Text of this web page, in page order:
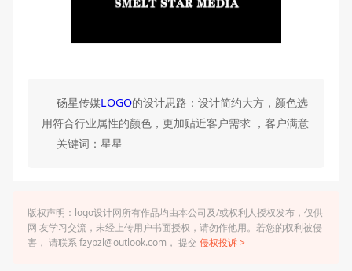
砀星传媒LOGO的设计思路：设计简约大方，颜色选
用符合行业属性的颜色，更加贴近客户需求 ，客户满意
关键词：星星
版权声明：logo设计网所有作品均由本公司及/或权利人授权发布，仅供
网 友学习交流，未经上传用户书面授权，请勿作他用。若您的权利被侵
害， 请联系 fzypzl@outlook.com， 提交 侵权投诉 >